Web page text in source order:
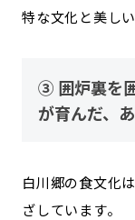
特な文化と美し
③ 囲炉裏を
が育んだ、
白川郷の食文化
ざしています。